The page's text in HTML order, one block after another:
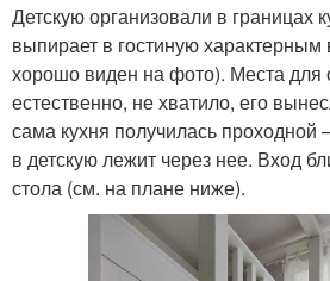
Детскую организовали в границах
выпирает в гостиную
хорошо виден на фото). Места для
естественно, не хватило, его
сама кухня получилась
в детскую лежит через нее. Вход
стола (см. на плане ниже).